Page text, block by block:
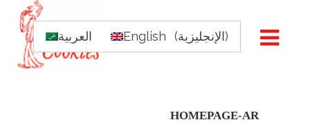
العربية English (الإنجليزية)
HOMEPAGE-AR